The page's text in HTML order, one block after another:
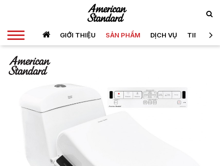
GIỚI THIỆU SẢN PHẨM DỊCH VỤ TIN TỨC